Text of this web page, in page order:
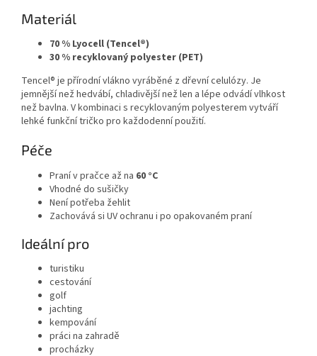
Materiál
70 % Lyocell (Tencel®)
30 % recyklovaný polyester (PET)
Tencel® je přírodní vlákno vyráběné z dřevní celulózy. Je
jemnější než hedvábí, chladivější než len a lépe odvádí vlhkost
než bavlna. V kombinaci s recyklovaným polyesterem vytváří
lehké funkční tričko pro každodenní použití.
Péče
Praní v pračce až na 60 °C
Vhodné do sušičky
Není potřeba žehlit
Zachovává si UV ochranu i po opakovaném praní
Ideální pro
turistiku
cestování
golf
jachting
kempování
práci na zahradě
procházky